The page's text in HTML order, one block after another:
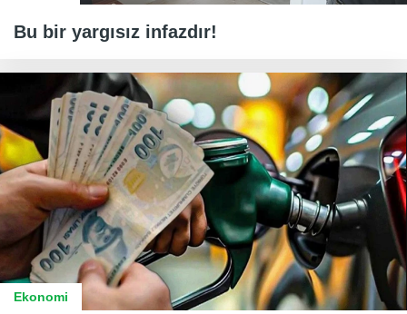
Bu bir yargısız infazdır!
Ekonomi